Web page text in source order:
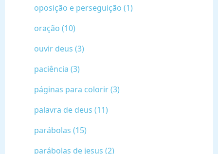
oposição e perseguição (1)
oração (10)
ouvir deus (3)
paciência (3)
páginas para colorir (3)
palavra de deus (11)
parábolas (15)
parábolas de jesus (2)